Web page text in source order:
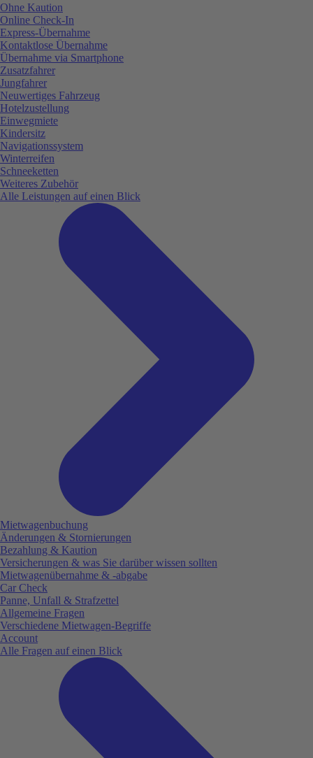
Ohne Kaution
Online Check-In
Express-Übernahme
Kontaktlose Übernahme
Übernahme via Smartphone
Zusatzfahrer
Jungfahrer
Neuwertiges Fahrzeug
Hotelzustellung
Einwegmiete
Kindersitz
Navigationssystem
Winterreifen
Schneeketten
Weiteres Zubehör
Alle Leistungen auf einen Blick
Mietwagenbuchung
Änderungen & Stornierungen
Bezahlung & Kaution
Versicherungen & was Sie darüber wissen sollten
Mietwagenübernahme & -abgabe
Car Check
Panne, Unfall & Strafzettel
Allgemeine Fragen
Verschiedene Mietwagen-Begriffe
Account
Alle Fragen auf einen Blick